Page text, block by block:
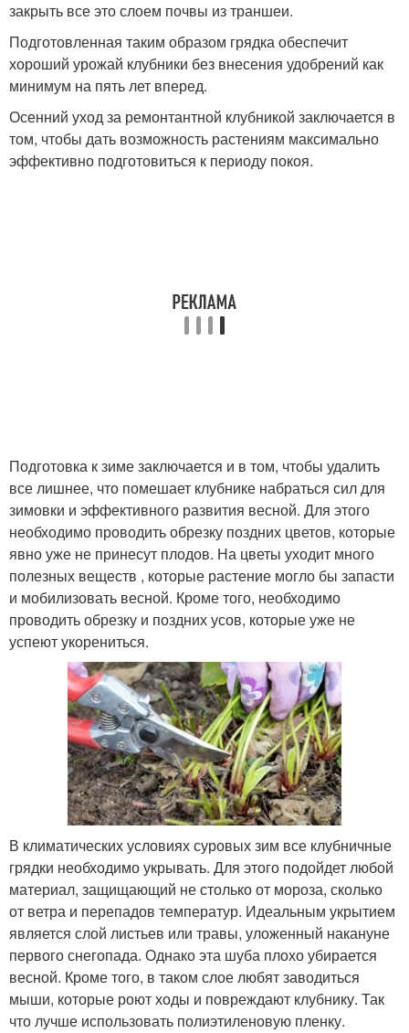
закрыть все это слоем почвы из траншеи.
Подготовленная таким образом грядка обеспечит
хороший урожай клубники без внесения удобрений как
минимум на пять лет вперед.
Осенний уход за ремонтантной клубникой заключается в
том, чтобы дать возможность растениям максимально
эффективно подготовиться к периоду покоя.
Подготовка к зиме заключается и в том, чтобы удалить
все лишнее, что помешает клубнике набраться сил для
зимовки и эффективного развития весной. Для этого
необходимо проводить обрезку поздних цветов, которые
явно уже не принесут плодов. На цветы уходит много
полезных веществ , которые растение могло бы запасти
и мобилизовать весной. Кроме того, необходимо
проводить обрезку и поздних усов, которые уже не
успеют укорениться.
В климатических условиях суровых зим все клубничные
грядки необходимо укрывать. Для этого подойдет любой
материал, защищающий не столько от мороза, сколько
от ветра и перепадов температур. Идеальным укрытием
является слой листьев или травы, уложенный накануне
первого снегопада. Однако эта шуба плохо убирается
весной. Кроме того, в таком слое любят заводиться
мыши, которые роют ходы и повреждают клубнику. Так
что лучше использовать полиэтиленовую пленку.